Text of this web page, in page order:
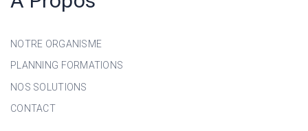
NOTRE ORGANISME
PLANNING FORMATIONS
NOS SOLUTIONS
CONTACT